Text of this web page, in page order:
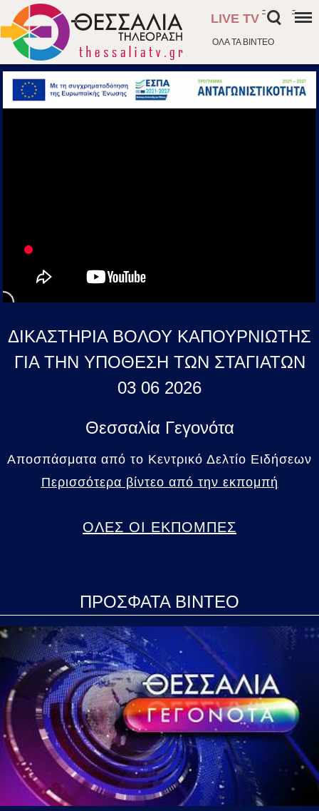
ΟΛΑ ΤΑ ΒΙΝΤΕΟ
LIVE TV
- -
ΔΙΚΑΣΤΗΡΙΑ ΒΟΛΟΥ ΚΑΠΟΥΡΝΙΩΤΗΣ
ΓΙΑ ΤΗΝ ΥΠΟΘΕΣΗ ΤΩΝ ΣΤΑΓΙΑΤΩΝ
03 06 2026
Θεσσαλία Γεγονότα
Αποσπάσματα από το Κεντρικό Δελτίο Ειδήσεων
Περισσότερα βίντεο από την εκπομπή
ΟΛΕΣ ΟΙ ΕΚΠΟΜΠΕΣ
ΠΡΟΣΦΑΤΑ ΒΙΝΤΕΟ